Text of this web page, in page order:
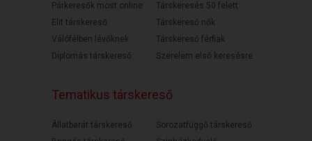
Párkeresők most online
Elit társkereső
Válófélben lévőknek
Diplomás társkereső
Társkeresés 50 felett
Társkereső nők
Társkereső férfiak
Szerelem első keresésre
Tematikus társkereső
Állatbarát társkereső
Sorozatfüggő társkereső